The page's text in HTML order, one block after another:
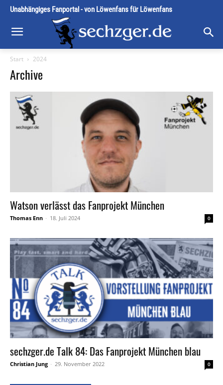
Unabhängiges Fanportal - von Löwenfans für Löwenfans
Start 2024
Archive
Watson verlässt das Fanprojekt München
Thomas Enn - 18. Juli 2024 0
sechzger.de Talk 84: Das Fanprojekt München blau
Christian Jung - 29. November 2022 0